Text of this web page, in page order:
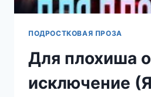
ПОДРОСТКОВАЯ ПРОЗА
Для плохиша
исключение